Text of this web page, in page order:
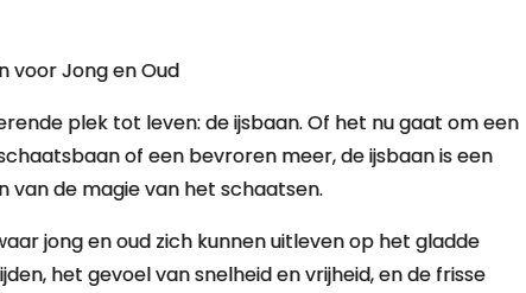
voor Jong en Oud
plek tot leven: de ijsbaan. Of het nu gaat om een
of een bevroren meer, de ijsbaan is een
de magie van het schaatsen.
jong en oud zich kunnen uitleven op het gladde
het gevoel van snelheid en vrijheid, en de frisse